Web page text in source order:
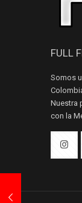
FULL
Somos
Nuestra
con la